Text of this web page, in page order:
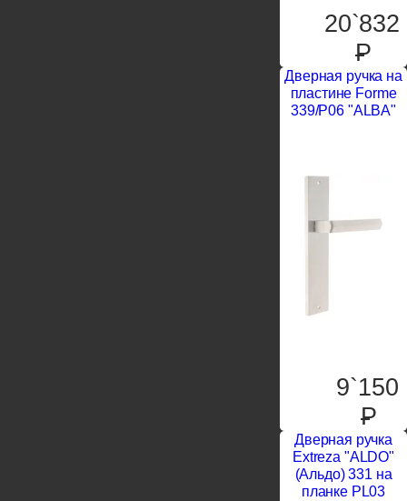
20`832
P
Дверная ручка на
пластине Forme
339/P06 "ALBA"
9`150
P
Дверная ручка
Extreza "ALDO"
(Альдо) 331 на
планке PL03